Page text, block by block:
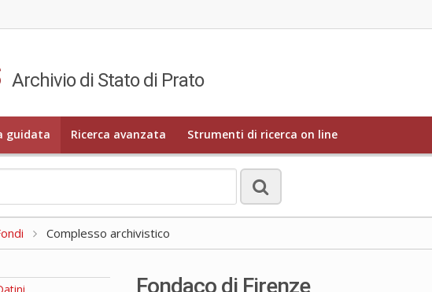
Archivio di Stato di Prato
guidata Ricerca avanzata Strumenti di ricerca on line
Complesso archivistico
Fondaco di Firenze